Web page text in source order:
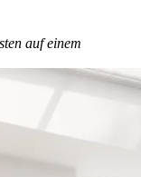
auf einem